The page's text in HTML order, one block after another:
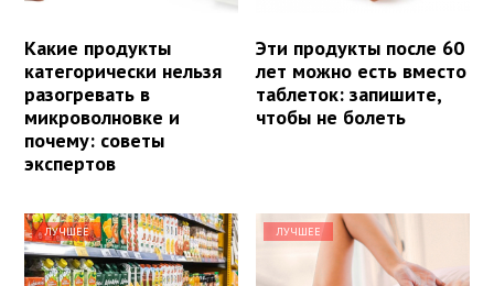
Какие продукты
категорически нельзя
разогревать в
микроволновке и
почему: советы
экспертов
Эти продукты после 60
лет можно есть вместо
таблеток: запишите,
чтобы не болеть
ЛУЧШЕЕ ЛУЧШЕЕ